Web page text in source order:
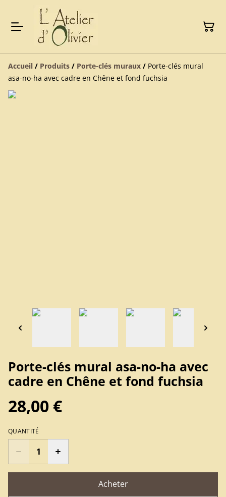
Accueil / Produits / Porte-clés muraux / Porte-clés mural
asa-no-ha avec cadre en Chêne et fond fuchsia
Porte-clés mural asa-no-ha avec
cadre en Chêne et fond fuchsia
28,00 €
QUANTITÉ
Acheter